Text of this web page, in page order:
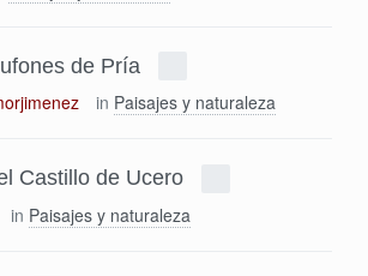
de Pría
in Paisajes y naturaleza
Castillo de Ucero
in Paisajes y naturaleza